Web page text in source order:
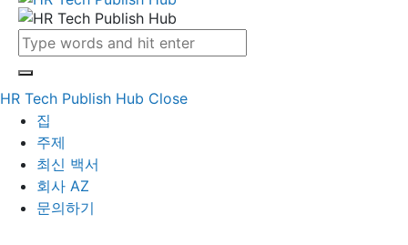
HR Tech Publish Hub Close
집
주제
최신 백서
회사 AZ
문의하기